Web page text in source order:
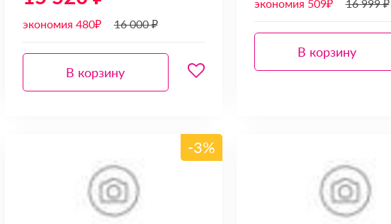
экономия 480₽ 16 000 ₽
В корзину
экономия 509₽ 16 999 ₽
В корзину
-3%